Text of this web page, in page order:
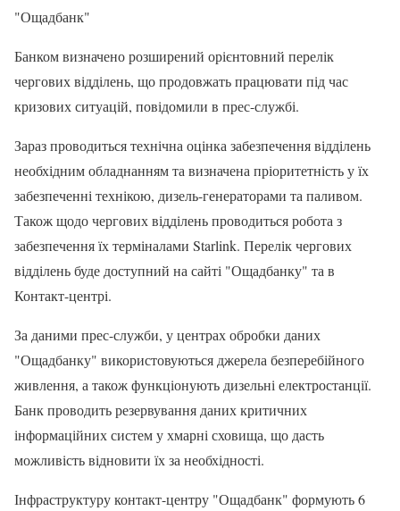
"Ощадбанк"
Банком визначено розширений орієнтовний перелік
чергових відділень, що продовжать працювати під час
кризових ситуацій, повідомили в прес-службі.
Зараз проводиться технічна оцінка забезпечення відділень
необхідним обладнанням та визначена пріоритетність у їх
забезпеченні технікою, дизель-генераторами та паливом.
Також щодо чергових відділень проводиться робота з
забезпечення їх терміналами Starlink. Перелік чергових
відділень буде доступний на сайті "Ощадбанку" та в
Контакт-центрі.
За даними прес-служби, у центрах обробки даних
"Ощадбанку" використовуються джерела безперебійного
живлення, а також функціонують дизельні електростанції.
Банк проводить резервування даних критичних
інформаційних систем у хмарні сховища, що дасть
можливість відновити їх за необхідності.
Інфраструктуру контакт-центру "Ощадбанк" формують 6